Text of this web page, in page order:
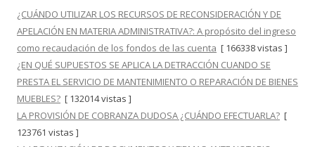
¿CUÁNDO UTILIZAR LOS RECURSOS DE RECONSIDERACIÓN Y DE
APELACIÓN EN MATERIA ADMINISTRATIVA?: A propósito del ingreso
como recaudación de los fondos de las cuenta [ 166338 vistas ]
¿EN QUÉ SUPUESTOS SE APLICA LA DETRACCIÓN CUANDO SE
PRESTA EL SERVICIO DE MANTENIMIENTO O REPARACIÓN DE BIENES
MUEBLES? [ 132014 vistas ]
LA PROVISIÓN DE COBRANZA DUDOSA ¿CUÁNDO EFECTUARLA? [
123761 vistas ]